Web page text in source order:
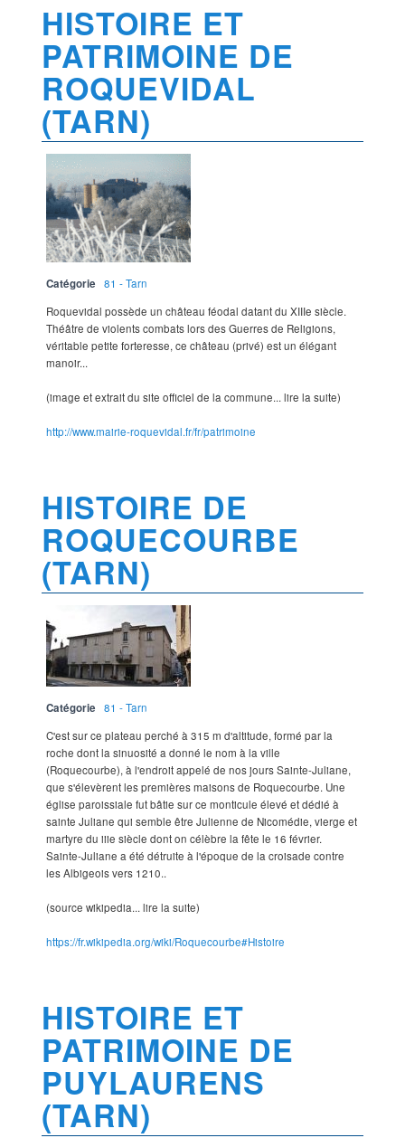
HISTOIRE ET
PATRIMOINE DE
ROQUEVIDAL
(TARN)
Catégorie
81 - Tarn
Roquevidal possède un château féodal datant du XIIIe siècle.
Théâtre de violents combats lors des Guerres de Religions,
véritable petite forteresse, ce château (privé) est un élégant
manoir...
(image et extrait du site officiel de la commune... lire la suite)
http://www.mairie-roquevidal.fr/fr/patrimoine
HISTOIRE DE
ROQUECOURBE
(TARN)
Catégorie
81 - Tarn
C'est sur ce plateau perché à 315 m d'altitude, formé par la
roche dont la sinuosité a donné le nom à la ville
(Roquecourbe), à l'endroit appelé de nos jours Sainte-Juliane,
que s'élevèrent les premières maisons de Roquecourbe. Une
église paroissiale fut bâtie sur ce monticule élevé et dédié à
sainte Juliane qui semble être Julienne de Nicomédie, vierge et
martyre du iiie siècle dont on célèbre la fête le 16 février.
Sainte-Juliane a été détruite à l'époque de la croisade contre
les Albigeois vers 1210..
(source wikipedia... lire la suite)
https://fr.wikipedia.org/wiki/Roquecourbe#Histoire
HISTOIRE ET
PATRIMOINE DE
PUYLAURENS
(TARN)